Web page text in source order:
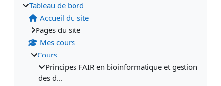
Tableau de bord
Accueil du site
Pages du site
Mes cours
Cours
Principes FAIR en bioinformatique et gestion
des d...